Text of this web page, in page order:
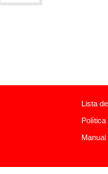
Lista
Política